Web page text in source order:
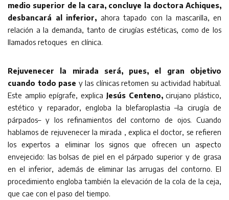
medio superior de la cara, concluye la doctora Achiques,
desbancará al inferior, ahora tapado con la mascarilla, en
relación a la demanda, tanto de cirugías estéticas, como de los
llamados retoques en clínica.
Rejuvenecer la mirada será, pues, el gran objetivo
cuando todo pase y las clínicas retomen su actividad habitual.
Este amplio epígrafe, explica Jesús Centeno,cirujano plástico,
estético y reparador, engloba la blefaroplastia –la cirugía de
párpados– y los refinamientos del contorno de ojos. Cuando
hablamos de rejuvenecer la mirada , explica el doctor, se refieren
los expertos a eliminar los signos que ofrecen un aspecto
envejecido: las bolsas de piel en el párpado superior y de grasa
en el inferior, además de eliminar las arrugas del contorno. El
procedimiento engloba también la elevación de la cola de la ceja,
que cae con el paso del tiempo.